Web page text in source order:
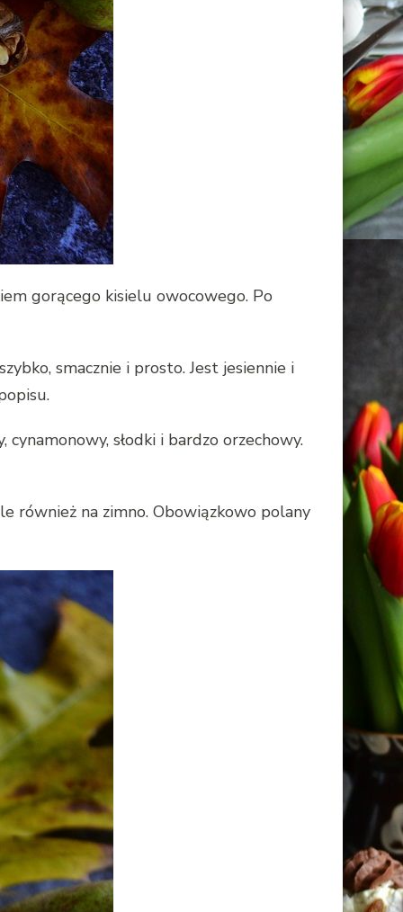
gorącego kisielu owocowego. Po
smacznie i prosto. Jest jesiennie i
słodki i bardzo orzechowy.
również na zimno. Obowiązkowo polany